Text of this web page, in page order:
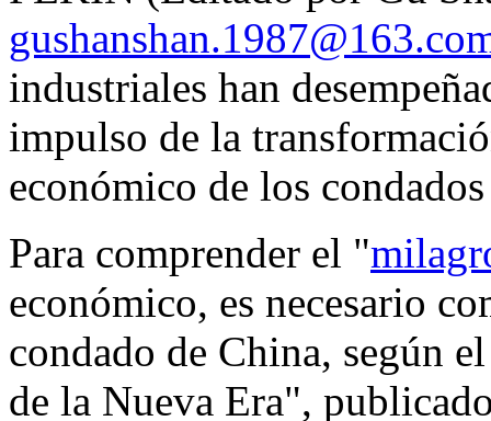
industriales han
impulso de la
económico de los
Para comprender el "
económico, es necesario
condado de China, según
de la Nueva Era",